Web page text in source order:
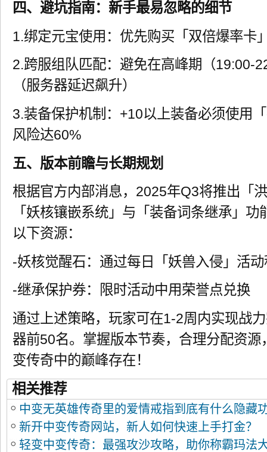
四、避坑指南：新手最易忽略的细节
1.绑定元宝使用：优先购买「双倍爆率卡
2.跨服组队匹配：避免在高峰期（19:00-
（服务器延迟飙升）
3.装备保护机制：+10以上装备必须使用
风险达60%
五、版本前瞻与长期规划
根据官方内部消息，2025年Q3将推出「
「妖核镶嵌系统」与「装备词条继承」
以下资源：
-妖核觉醒石：通过每日「妖兽入侵」活
-继承保护券：限时活动中用荣誉点兑换
通过上述策略，玩家可在1-2周内实现战
器前50名。掌握版本节奏，合理分配资
变传奇中的巅峰存在！
相关推荐
中变无英雄传奇里的爱情戒指到底有什么隐藏
新开中变传奇网站，新人如何快速上手打金？
轻变中变传奇：最强攻沙攻略，助你称霸玛法